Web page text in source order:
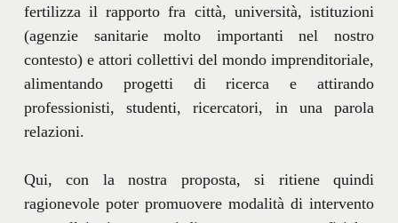
fertilizza il rapporto fra città, università, istituzioni
(agenzie sanitarie molto importanti nel nostro
contesto) e attori collettivi del mondo imprenditoriale,
alimentando progetti di ricerca e attirando
professionisti, studenti, ricercatori, in una parola
relazioni.
Qui, con la nostra proposta, si ritiene quindi
ragionevole poter promuovere modalità di intervento